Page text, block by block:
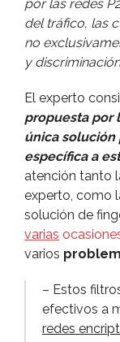
por las redes
del tráfico, las
no
y
El experto
propuesta por
única solución
especí­fica a
atención tanto
experto, como
solución de
varias
varios
– Estos
efectivos a
redes